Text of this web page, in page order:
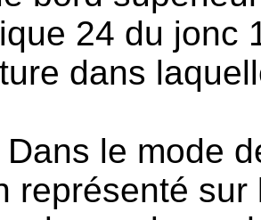
24 du jonc
dans
Dans le mode
représenté